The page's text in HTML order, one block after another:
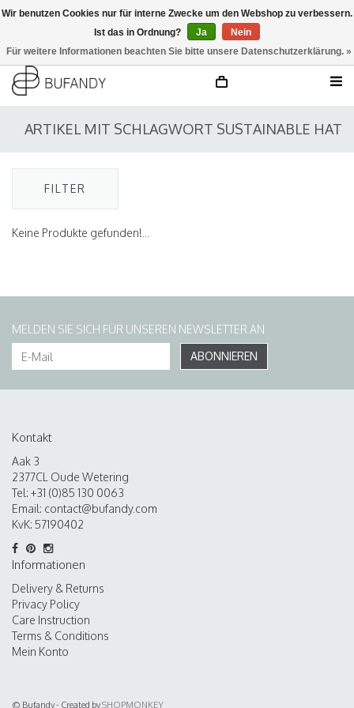
ARTIKEL MIT SCHLAGWORT SUSTAINABLE HAT
FILTER
Keine Produkte gefunden!...
MELDEN SIE SICH FÜR UNSEREN NEWSLETTER AN
ABONNIEREN
Kontakt
Aak 3
2377CL Oude Wetering
Tel: +31 (0)85 130 0063
Email: contact@bufandy.com
KvK: 57190402
Informationen
Delivery & Returns
Privacy Policy
Care Instruction
Terms & Conditions
Mein Konto
© Bufandy - Created bySHOPMONKEY
Wir benutzen Cookies nur für interne Zwecke um den Webshop zu verbessern.
Ist das in Ordnung?
Ja
Nein
Für weitere Informationen beachten Sie bitte unsere Datenschutzerklärung. »